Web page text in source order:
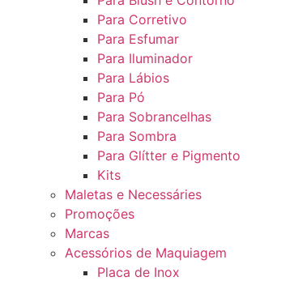
Para Corretivo
Para Esfumar
Para Iluminador
Para Lábios
Para Pó
Para Sobrancelhas
Para Sombra
Para Glítter e Pigmento
Kits
Maletas e Necessáries
Promoções
Marcas
Acessórios de Maquiagem
Placa de Inox